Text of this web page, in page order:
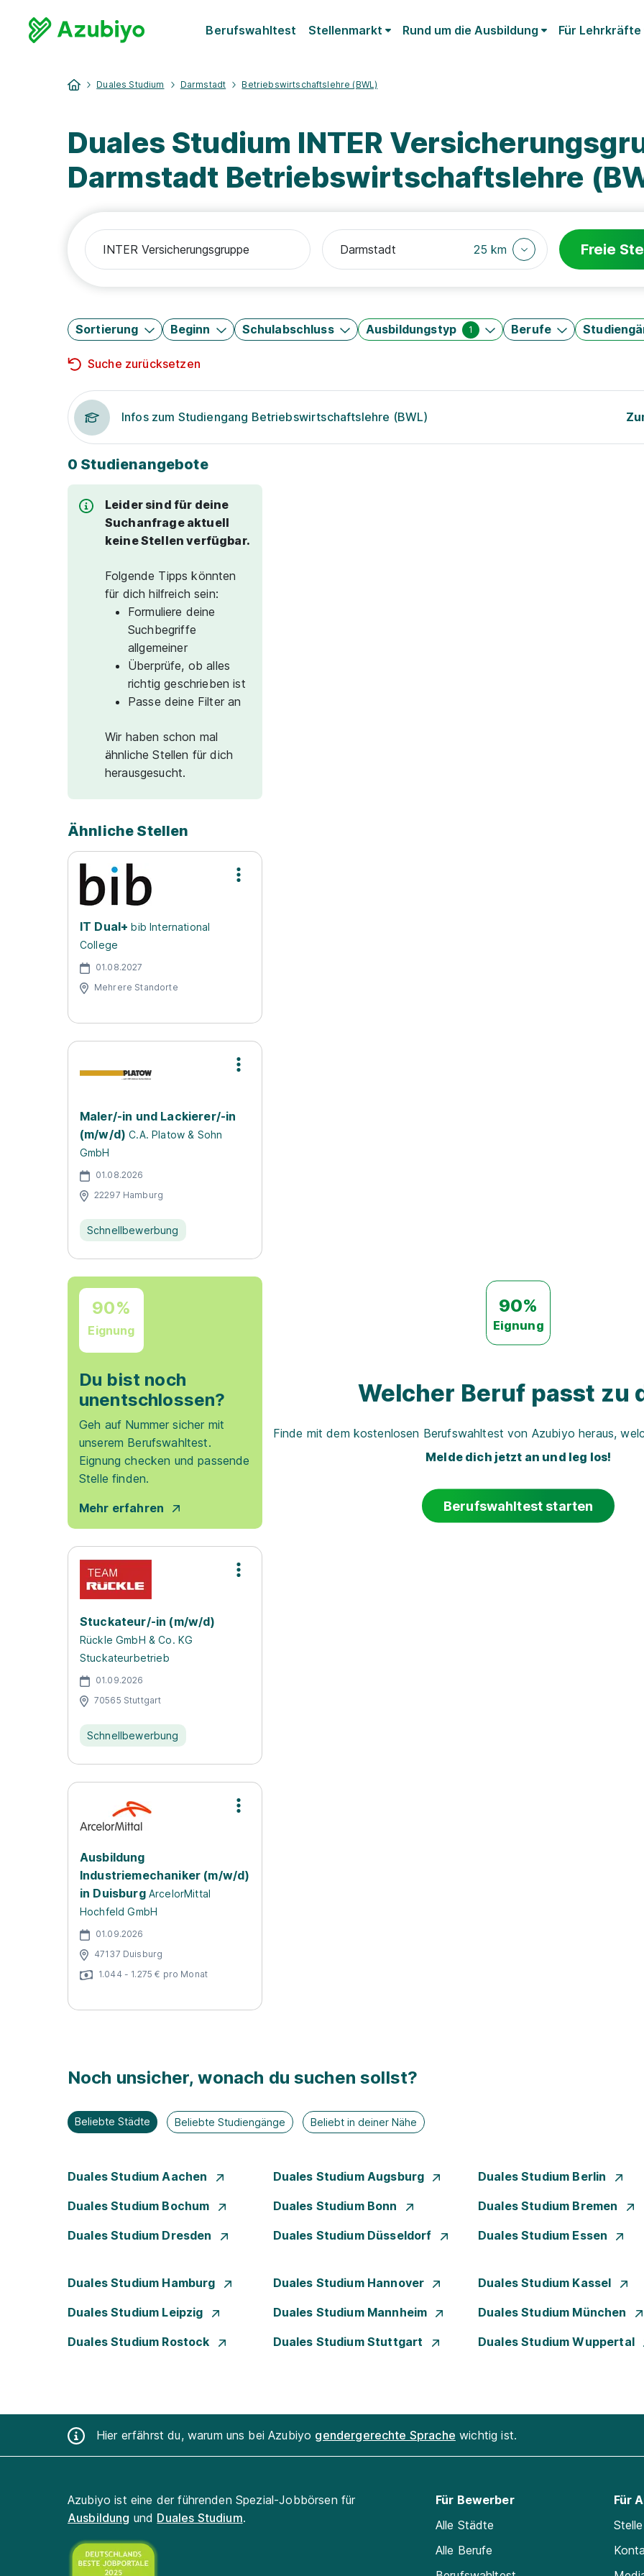
Berufswahltest Stellenmarkt Rund um die Ausbildung Für Lehrkräfte
Duales Studium Darmstadt Betriebswirtschaftslehre (BWL)
Duales Studium INTER
Darmstadt Betriebswirtschaftslehre
25 km Freie
Sortierung Beginn Schulabschluss Ausbildungstyp 1 Berufe
Suche zurücksetzen
Infos zum Studiengang Betriebswirtschaftslehre (BWL)
0 Studienangebote
Leider sind für deine
Suchanfrage aktuell
keine Stellen verfügbar.
Folgende Tipps könnten
für dich hilfreich sein:
Formuliere deine
Suchbegriffe
allgemeiner
Überprüfe, ob alles
richtig geschrieben ist
Passe deine Filter an
Wir haben schon mal
ähnliche Stellen für dich
herausgesucht.
Ähnliche Stellen
IT Dual+ bib International
College
01.08.2027
Mehrere Standorte
Maler/-in und Lackierer/-in
(m/w/d) C.A. Platow & Sohn
GmbH
01.08.2026
22297 Hamburg
Schnellbewerbung
90%
Eignung
Du bist noch
unentschlossen?
Geh auf Nummer sicher mit
unserem Berufswahltest.
Eignung checken und passende
Stelle finden.
Mehr erfahren
Stuckateur/-in (m/w/d)
Rückle GmbH & Co. KG
Stuckateurbetrieb
01.09.2026
70565 Stuttgart
Schnellbewerbung
Ausbildung
Industriemechaniker (m/w/d)
in Duisburg ArcelorMittal
Hochfeld GmbH
01.09.2026
47137 Duisburg
1.044 - 1.275 € pro Monat
90%
Eignung
Welcher Beruf passt zu
Finde mit dem kostenlosen Berufswahltest von Azubiyo heraus,
Melde dich jetzt an und leg los!
Berufswahltest starten
Noch unsicher, wonach du suchen sollst?
Beliebte Städte Beliebte Studiengänge Beliebt in deiner Nähe
Duales Studium Aachen Duales Studium Augsburg Duales Studium Berlin
Duales Studium Bochum Duales Studium Bonn Duales Studium Bremen
Duales Studium Dresden Duales Studium Düsseldorf Duales Studium Essen
Duales Studium Hamburg Duales Studium Hannover Duales Studium Kassel
Duales Studium Leipzig Duales Studium Mannheim Duales Studium München
Duales Studium Rostock Duales Studium Stuttgart Duales Studium Wuppertal
Hier erfährst du, warum uns bei Azubiyo gendergerechte Sprache wichtig ist.
Azubiyo ist eine der führenden Spezial-Jobbörsen für
Ausbildung und Duales Studium.
Für Bewerber
Alle Städte
Alle Berufe
Für